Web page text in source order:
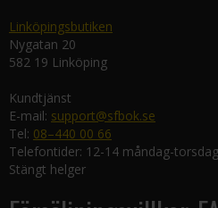
Linköpingsbutiken
Nygatan 20
582 19 Linköping
Kundtjänst
E-mail: support@sfbok.se
Tel: 08–440 00 66
Telefontider: 12-14 måndag-torsdag
Stängt helger